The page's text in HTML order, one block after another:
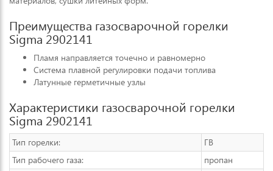
Преимущества газосварочной горелки
Sigma 2902141
Пламя направляется точечно и равномерно
Система плавной регулировки подачи топлива
Латунные герметичные узлы
Характеристики газосварочной горелки
Sigma 2902141
Тип горелки:
ГВ
Тип рабочего газа:
пропан